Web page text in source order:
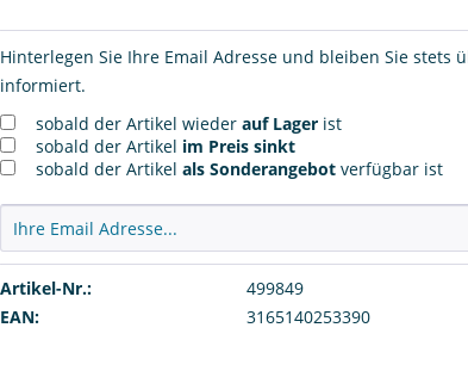
Hinterlegen Sie Ihre Email Adresse und bleiben Sie stets
informiert.
sobald der Artikel wiederauf Lager ist
sobald der Artikel im Preis sinkt
sobald der Artikelals Sonderangebot verfügbar ist
Artikel-Nr.:
499849
EAN:
3165140253390